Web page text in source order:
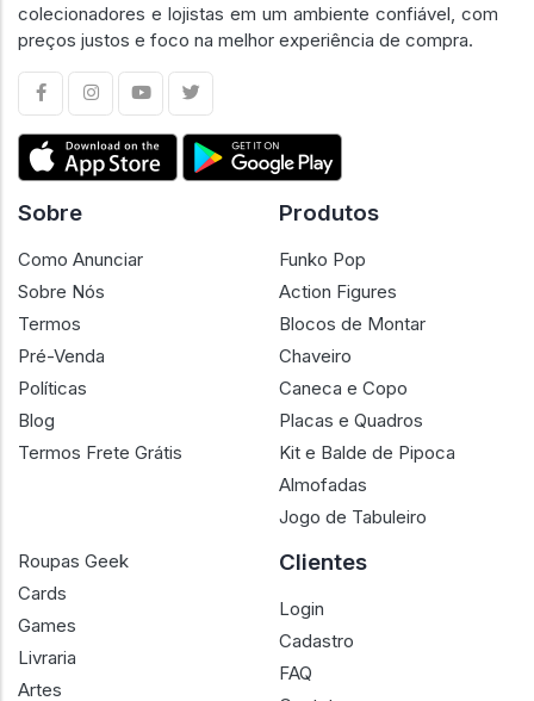
colecionadores e lojistas em um ambiente confiável, com
preços justos e foco na melhor experiência de compra.
Sobre
Como Anunciar
Sobre Nós
Termos
Pré-Venda
Políticas
Blog
Termos Frete Grátis
Produtos
Funko Pop
Action Figures
Blocos de Montar
Chaveiro
Caneca e Copo
Placas e Quadros
Kit e Balde de Pipoca
Almofadas
Jogo de Tabuleiro
Roupas Geek
Cards
Games
Livraria
Artes
Clientes
Login
Cadastro
FAQ